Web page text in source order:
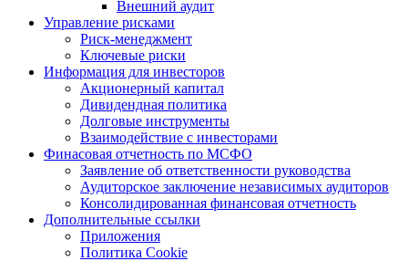
Внешний аудит
Управление рисками
Риск-менеджмент
Ключевые риски
Информация для инвесторов
Акционерный капитал
Дивидендная политика
Долговые инструменты
Взаимодействие с инвеcторами
Финасовая отчетность по МСФО
Заявление об ответственности руководства
Аудиторское заключение независимых аудиторов
Консолидированная финансовая отчетность
Дополнительные ссылки
Приложения
Политика Cookie